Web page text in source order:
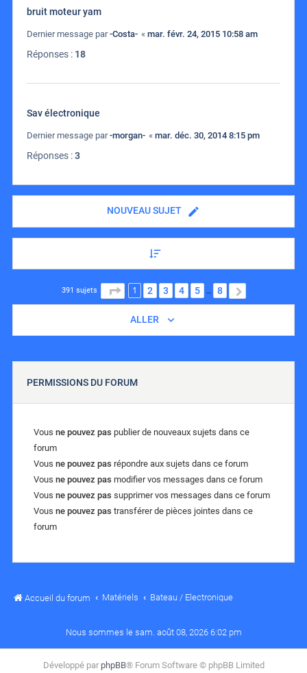
bruit moteur yam
Dernier message par-Costa- « mar. févr. 24, 2015 10:58 am
Réponses : 18
Sav électronique
Dernier message par-morgan- « mar. déc. 30, 2014 8:15 pm
Réponses :3
NOUVEAU SUJET
391 sujets PAGE 1 SUR 8
1 2 3 4 5 … 8
ALLER
PERMISSIONS DU FORUM
Vous ne pouvez pas publier de nouveaux sujets dans ce
forum
Vous ne pouvez pas répondre aux sujets dans ce forum
Vous ne pouvez pas modifier vos messages dans ce forum
Vous ne pouvez pas supprimer vos messages dans ce forum
Vous ne pouvez pas transférer de pièces jointes dans ce
forum
Accueil du forum Matériels Bateau / Electronique
Nous sommes le sam. août 08, 2026 6:02 pm
Développé par phpBB® Forum Software © phpBB Limited